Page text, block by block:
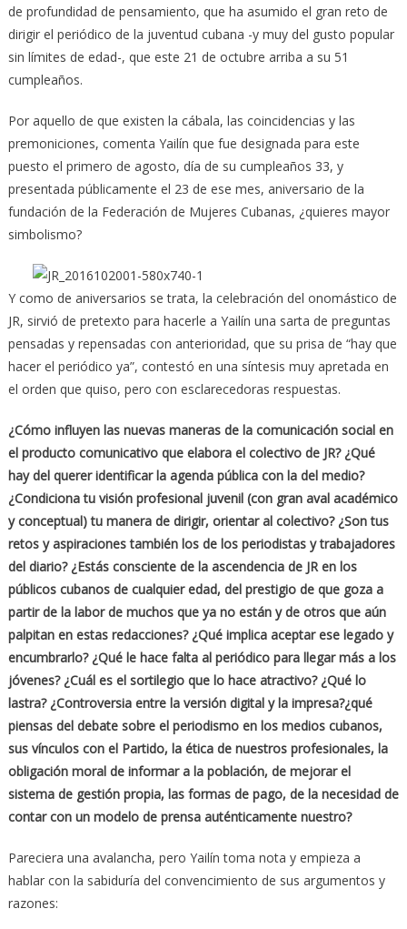
de profundidad de pensamiento, que ha asumido el gran reto de
dirigir el periódico de la juventud cubana -y muy del gusto popular
sin límites de edad-, que este 21 de octubre arriba a su 51
cumpleaños.
Por aquello de que existen la cábala, las coincidencias y las
premoniciones, comenta Yailín que fue designada para este
puesto el primero de agosto, día de su cumpleaños 33, y
presentada públicamente el 23 de ese mes, aniversario de la
fundación de la Federación de Mujeres Cubanas, ¿quieres mayor
simbolismo?
Y como de aniversarios se trata, la celebración del onomástico de
JR, sirvió de pretexto para hacerle a Yailín una sarta de preguntas
pensadas y repensadas con anterioridad, que su prisa de “hay que
hacer el periódico ya”, contestó en una síntesis muy apretada en
el orden que quiso, pero con esclarecedoras respuestas.
¿Cómo influyen las nuevas maneras de la comunicación social en
el producto comunicativo que elabora el colectivo de JR? ¿Qué
hay del querer identificar la agenda pública con la del medio?
¿Condiciona tu visión profesional juvenil (con gran aval académico
y conceptual) tu manera de dirigir, orientar al colectivo? ¿Son tus
retos y aspiraciones también los de los periodistas y trabajadores
del diario? ¿Estás consciente de la ascendencia de JR en los
públicos cubanos de cualquier edad, del prestigio de que goza a
partir de la labor de muchos que ya no están y de otros que aún
palpitan en estas redacciones? ¿Qué implica aceptar ese legado y
encumbrarlo? ¿Qué le hace falta al periódico para llegar más a los
jóvenes? ¿Cuál es el sortilegio que lo hace atractivo? ¿Qué lo
lastra? ¿Controversia entre la versión digital y la impresa?¿qué
piensas del debate sobre el periodismo en los medios cubanos,
sus vínculos con el Partido, la ética de nuestros profesionales, la
obligación moral de informar a la población, de mejorar el
sistema de gestión propia, las formas de pago, de la necesidad de
contar con un modelo de prensa auténticamente nuestro?
Pareciera una avalancha, pero Yailín toma nota y empieza a
hablar con la sabiduría del convencimiento de sus argumentos y
razones: